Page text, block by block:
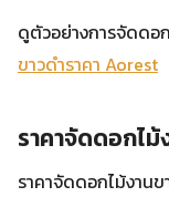
ดูตัวอย่างการจัดดอ
ขาวดำราคา Aorest
ราคาจัดดอกไม้
ราคาจัดดอกไม้งาน